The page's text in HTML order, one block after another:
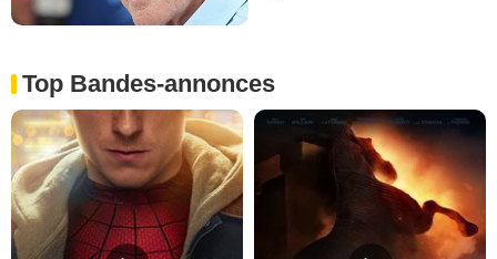
Top Bandes-annonces